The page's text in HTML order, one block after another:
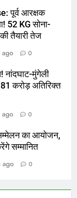
पूर्व आरक्षक
52 KG सोना-
तैयारी तेज
ago 0
नांदघाट-मुंगेली
करोड़ अतिरिक्त
ago 0
का आयोजन,
सम्मानित
ago 0